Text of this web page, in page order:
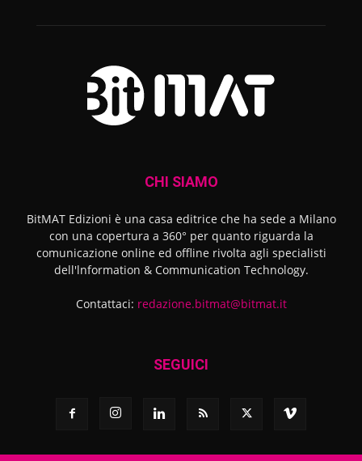
CHI SIAMO
BitMAT Edizioni è una casa editrice che ha sede a Milano
con una copertura a 360° per quanto riguarda la
comunicazione online ed offline rivolta agli specialisti
dell'lnformation & Communication Technology.
Contattaci: redazione.bitmat@bitmat.it
SEGUICI